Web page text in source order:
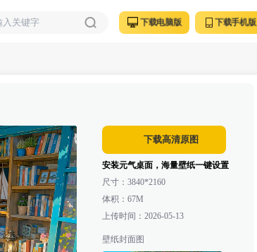
下载手机版
下载电脑版
下载高清原图
安装元气桌面，海量壁纸一键设置
尺寸： 3840*2160
体积： 67M
上传时间： 2026-05-13
壁纸封面图